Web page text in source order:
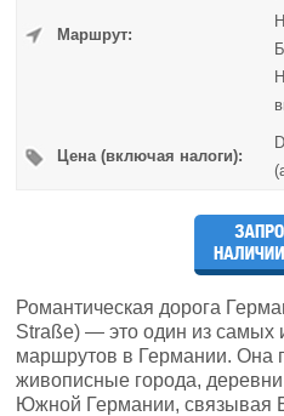
Маршрут:
Цена (включая налоги):
Романтическая дорога
Straße) — это один из самых
маршрутов в Германии. Она
живописные города,
Южной Германии, связывая